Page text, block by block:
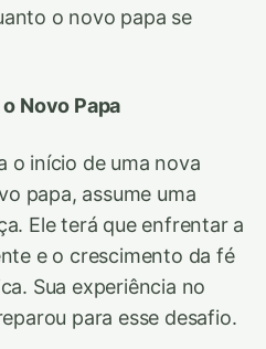
o novo papa se
Novo Papa
o início de uma nova
papa, assume uma
Ele terá que enfrentar a
e o crescimento da fé
Sua experiência no
para esse desafio.